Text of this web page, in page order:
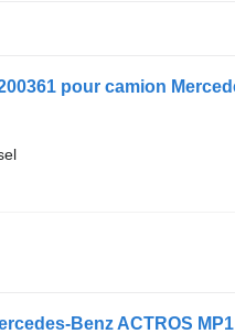
Benz ACTROS MP1